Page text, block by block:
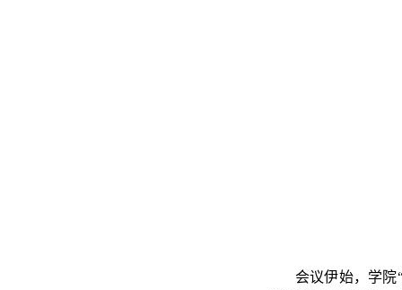
会议伊始，学